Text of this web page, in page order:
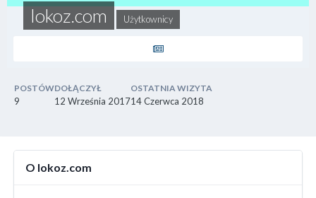
lokoz.com Użytkownicy
POSTÓW
9
DOŁĄCZYŁ
12 Września 2017
OSTATNIA WIZYTA
14 Czerwca 2018
O lokoz.com